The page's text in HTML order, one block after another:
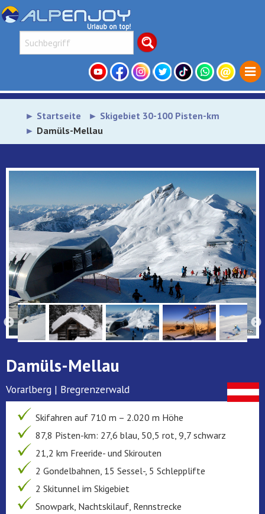
Startseite
Skigebiet 30-100 Pisten-km
Damüls-Mellau
Damüls-Mellau
Vorarlberg | Bregrenzerwald
Skifahren auf 710 m – 2.020 m Höhe
87,8 Pisten-km: 27,6 blau, 50,5 rot, 9,7 schwarz
21,2 km Freeride- und Skirouten
2 Gondelbahnen, 15 Sessel-, 5 Schlepplifte
2 Skitunnel im Skigebiet
Snowpark, Nachtskilauf, Rennstrecke